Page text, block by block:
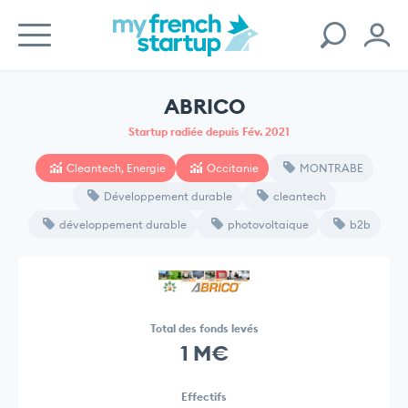
ABRICO
Startup radiée depuis Fév. 2021
Cleantech, Energie Occitanie MONTRABE
Développement durable cleantech
développement durable photovoltaique b2b
Total des fonds levés
1 M€
Effectifs